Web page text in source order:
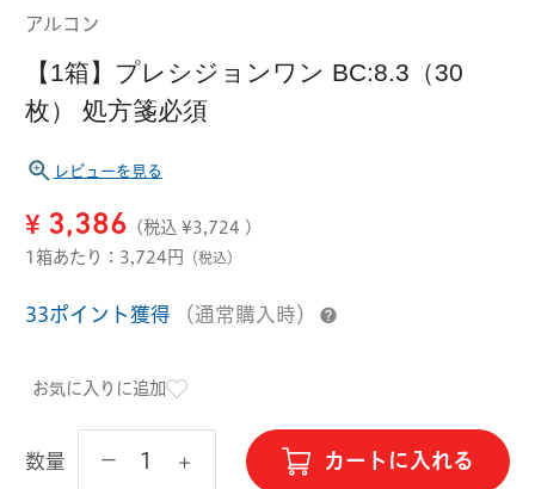
ソフト・使い捨て用
ハード用
オプション品
アイミー 東レ
当社について
アルコン
【1箱】プレシジョンワン BC:8.3（30
枚） 処方箋必須
レビューを見る
¥ 3,386 (税込 ¥3,724 )
1箱あたり：3,724円
（税込）
33ポイント獲得 （通常購入時）
お気に入りに追加
数量 カートに入れる